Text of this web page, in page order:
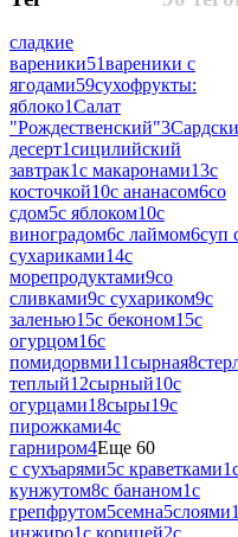
сладкие
вареники51вареники с
ягодами59сухофрукты:
яблоко1Салат
"Рождественский"3
десерт1сицилийский
завтрак1с макаронами13с
косточкой10с ананасом6со
сдом5с яблоком10с
виноградом6с лаймом6суп
сухариками14с
морепродуктами9со
сливками9с сухариком9с
заленью15с беконом15с
огурцом16с
помидорвми11сырная8
теплый12сырный10с
огурцами18сыры19с
пирожками4с
гарниром4Еще 60
с сухъарями5с краветками1
кунжутом8с бананом1с
грепфрутом5семна5слоями1